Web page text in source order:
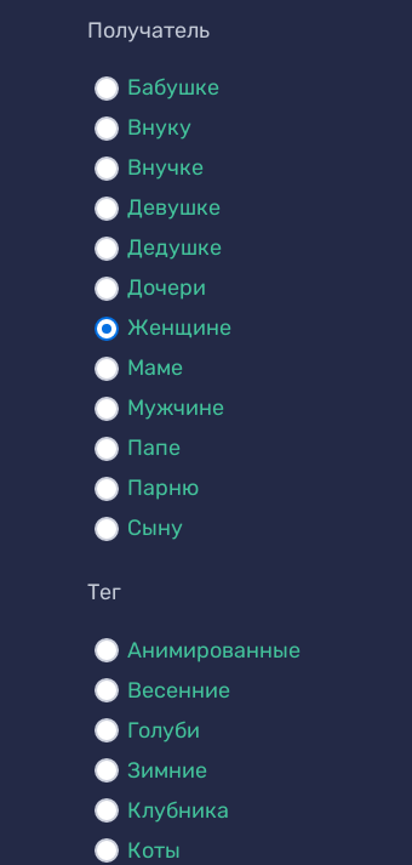
Получатель
Бабушке
Внуку
Внучке
Девушке
Дедушке
Дочери
Женщине
Маме
Мужчине
Папе
Парню
Сыну
Тег
Анимированные
Весенние
Голуби
Зимние
Клубника
Коты